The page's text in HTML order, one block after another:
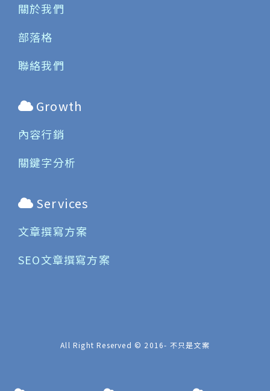
關於我們
部落格
聯絡我們
Growth
內容行銷
關鍵字分析
Services
文章撰寫方案
SEO文章撰寫方案
All Right Reserved © 2016- 不只是文案